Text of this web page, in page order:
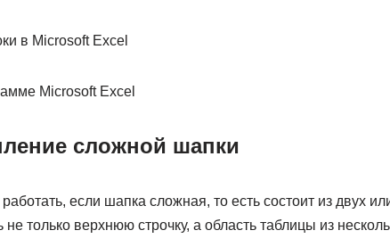
сложной шапки
если шапка сложная, то есть состоит из двух
только верхнюю строчку, а область таблицы из